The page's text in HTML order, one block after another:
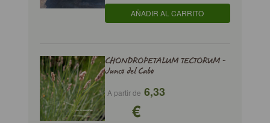
AÑADIR AL CARRITO
CHONDROPETALUM TECTORUM -
Junco del Cabo
A partir de 6,33
€